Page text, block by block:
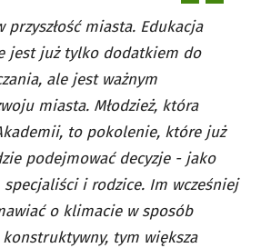
przyszłość miasta. Edukacja
jest już tylko dodatkiem do
ale jest ważnym
miasta. Młodzież, która
to pokolenie, które już
podejmować decyzje - jako
specjaliści i rodzice. Im wcześniej
o klimacie w sposób
tym większa